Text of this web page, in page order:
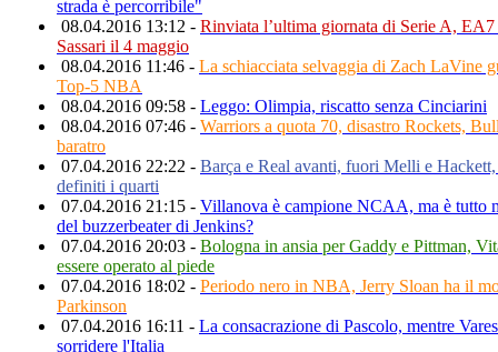
strada è percorribile"
08.04.2016 13:12 - Rinviata l’ultima giornata di Serie A, EA7
Sassari il 4 maggio
08.04.2016 11:46 - La schiacciata selvaggia di Zach LaVine
Top-5 NBA
08.04.2016 09:58 - Leggo: Olimpia, riscatto senza Cinciarini
08.04.2016 07:46 - Warriors a quota 70, disastro Rockets,
baratro
07.04.2016 22:22 - Barça e Real avanti, fuori Melli e
definiti i quarti
07.04.2016 21:15 - Villanova è campione NCAA, ma è tutto
del buzzerbeater di Jenkins?
07.04.2016 20:03 - Bologna in ansia per Gaddy e Pittman,
essere operato al piede
07.04.2016 18:02 - Periodo nero in NBA, Jerry Sloan ha il
Parkinson
07.04.2016 16:11 - La consacrazione di Pascolo, mentre
sorridere l'Italia